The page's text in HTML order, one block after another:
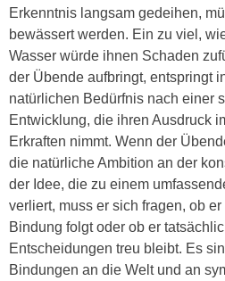
Erkenntnis langsam gedeihen,
bewässert werden. Ein zu viel,
Wasser würde ihnen Schaden
der Übende aufbringt, entspringt
natürlichen Bedürfnis nach einer
Entwicklung, die ihren Ausdruck
Erkraften nimmt. Wenn der
die natürliche Ambition an der
der Idee, die zu einem
verliert, muss er sich fragen, ob
Bindung folgt oder ob er
Entscheidungen treu bleibt. Es
Bindungen an die Welt und an